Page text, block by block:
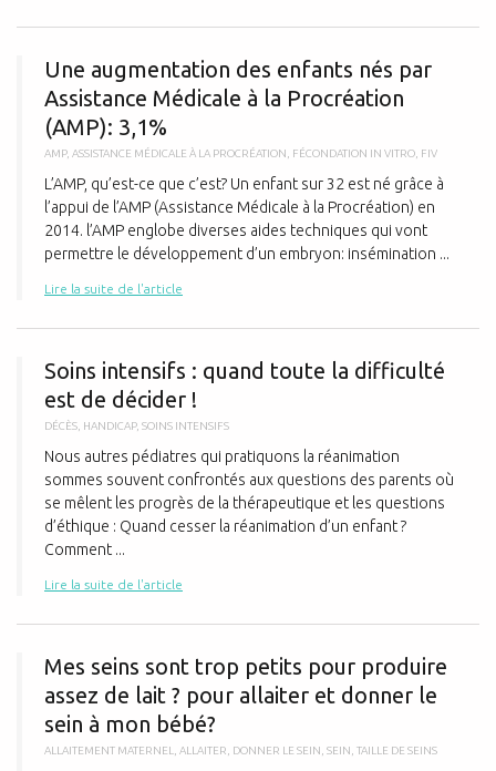
Une augmentation des enfants nés par
Assistance Médicale à la Procréation
(AMP): 3,1%
AMP, ASSISTANCE MÉDICALE À LA PROCRÉATION FÉCONDATION IN VITRO FIV
L’AMP, qu’est-ce que c’est? Un enfant sur 32 est né grâce à
l’appui de l’AMP (Assistance Médicale à la Procréation) en
2014. l’AMP englobe diverses aides techniques qui vont
permettre le développement d’un embryon: insémination ...
Lire la suite de l'article
Soins intensifs : quand toute la difficulté
est de décider !
DÉCÈS HANDICAP, SOINS INTENSIFS
Nous autres pédiatres qui pratiquons la réanimation
sommes souvent confrontés aux questions des parents où
se mêlent les progrès de la thérapeutique et les questions
d’éthique : Quand cesser la réanimation d’un enfant ?
Comment ...
Lire la suite de l'article
Mes seins sont trop petits pour produire
assez de lait ? pour allaiter et donner le
sein à mon bébé?
ALLAITEMENT MATERNEL ALLAITER DONNER LE SEIN SEIN TAILLE DE SEINS